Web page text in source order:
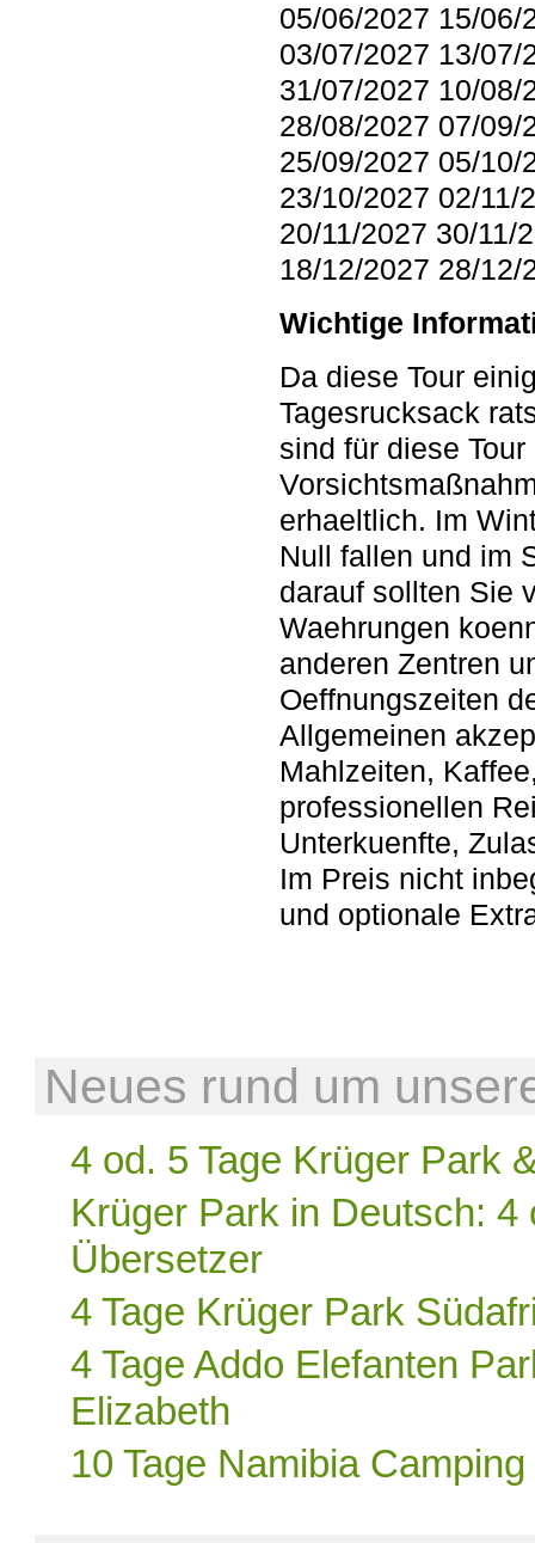
05/06/2027 15/06/
03/07/2027 13/07/
31/07/2027 10/08/
28/08/2027 07/09/
25/09/2027 05/10/
23/10/2027 02/11/
20/11/2027 30/11/
18/12/2027 28/12/
Wichtige
Da diese Tour
Tagesrucksack
sind für diese
erhaeltlich. Im
Null fallen und im
darauf sollten Sie
Waehrungen
anderen Zentren
Oeffnungszeiten
Allgemeinen
Mahlzeiten,
professionellen
Unterkuenfte,
Im Preis nicht
und optionale
Neues rund um
4 od. 5 Tage Krüger Park
Krüger Park in Deutsch: 4
Übersetzer
4 Tage Krüger Park
4 Tage Addo Elefanten
Elizabeth
10 Tage Namibia